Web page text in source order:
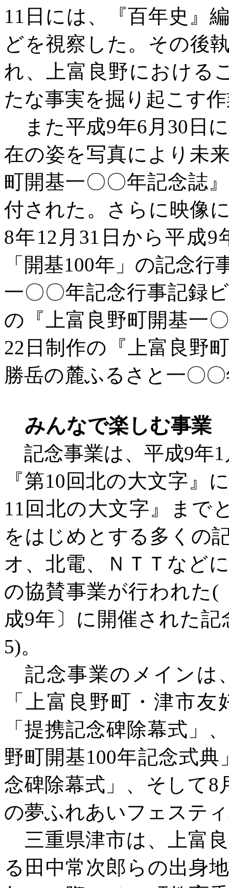
11日には、『百年史』
どを視察した。その後
れ、上富良野における
たな事実を掘り起こす
また平成9年6月30日
在の姿を写真により未
町開基一〇〇年記念誌
付された。さらに映像
8年12月31日から平成
「開基100年」の記念
一〇〇年記念行事記録
の『上富良野町開基一
22日制作の『上富良野
勝岳の麓ふるさと一〇
みんなで楽しむ事業
記念事業は、平成9年
『第10回北の大文字』
11回北の大文字』まで
をはじめとする多くの
オ、北電、ＮＴＴなど
の協賛事業が行われた(
成9年〕に開催された
5)。
記念事業のメインは
「上富良野町・津市
「提携記念碑除幕式」
野町開基100年記念式
念碑除幕式」、そして
の夢ふれあいフェステ
三重県津市は、上富
る田中常次郎らの出身